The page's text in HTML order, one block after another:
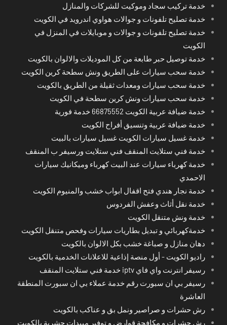
خدمة تركيب سجاد وموكيت للشركات والمنازل
خدمة تصليح تلفونات و جوالات هواوي اندرويد في الكويت
خدمة تصليح تلفونات و جوالات و موبايلات في المنزل في
الكويت
خدمة توصيل حبر طابعة من كل الموديلات والالوان بالكويت
خدمة سحب سيارات على الطريق ونش سطحة كرين الكويت
خدمة سحب سيارات ومعدات ثقيلة من الطريق بالكويت
خدمة سحب سيارات ونش كرين سطحة في الكويت
خدمة ضيافة عربية الكويت 66875552 خدمة فورية
خدمة ضيافة عربية وتنسيق أفراح الكويت
خدمة غسيل سيارات الكويت غسيل سيارات بالبيت
خدمة فني ستلايت المنقف فني ستلايت ورسيفر ب المنقف
خدمة كهرباء سيارات عند البيت كهرباء وميكانيك سيارات
الاحمدي
خدمة نجار هندي فتح اقفال ابواب خشب والمنيوم الكويت
خدمة نقل أثاث وعفش الفردوس
خدمة ونش متنقل الكويت
خدمةكهربائي و تبديل بطاريات سيارات وفحص متنقل الكويت
دهان منازل و صباغة خشب بكل الالوان بالكويت
راديو الكويت - أول منصة إذاعية للاعلانات الخدمية بالكويت
رسيفر انترنت واي فاي iptv خدمة فني ستلايت المنقف
رسيفر بي ان سبورت رقم خدمة عملاء بي ان سبورت المنطقة
العاشرة
رش حشرات و صراصير ونمل بق و عناكب بالكويت
رش حشرات و مكافحة قوارض و توفير مبيدات حشرية بالكويت